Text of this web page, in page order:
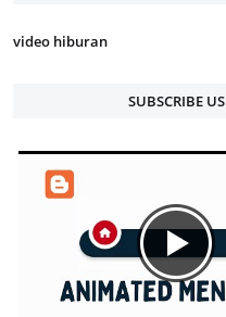
video hiburan
SUBSCRIBE US